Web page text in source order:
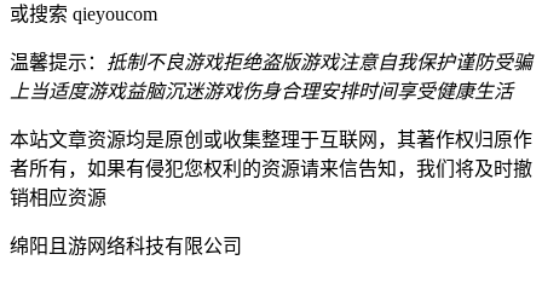
或搜索 qieyoucom
温馨提示： 抵制不良游戏拒绝盗版游戏注意自我保护谨防受骗
上当适度游戏益脑沉迷游戏伤身合理安排时间享受健康生活
本站文章资源均是原创或收集整理于互联网，其著作权归原作
者所有，如果有侵犯您权利的资源请来信告知，我们将及时撤
销相应资源
绵阳且游网络科技有限公司